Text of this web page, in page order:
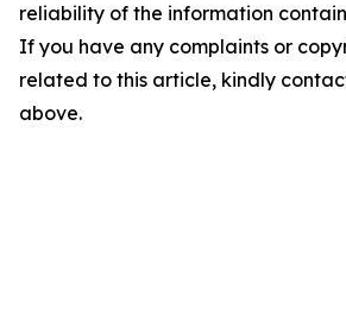
reliability of the information
If you have any complaints or
related to this article, kindly
above.